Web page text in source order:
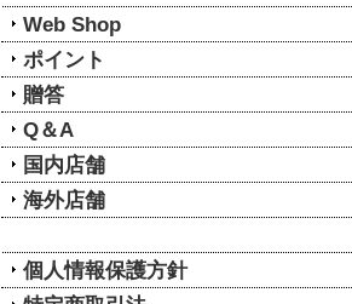
Web Shop
ポイント
贈答
Q＆A
国内店舗
海外店舗
個人情報保護方針